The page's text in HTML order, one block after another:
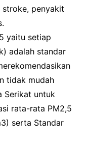
penyakit
yaitu setiap
adalah standar
tidak mudah
Serikat untuk
rata-rata PM2,5
serta Standar